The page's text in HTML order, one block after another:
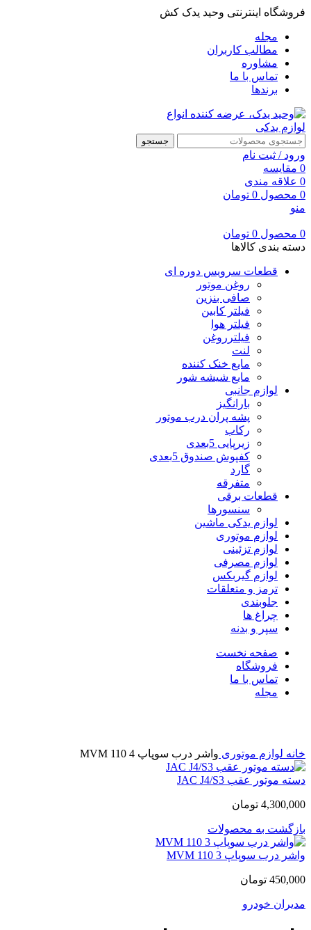
فروشگاه اینترنتی وحید یدک کش
مجله
مطالب کاربران
مشاوره
تماس با ما
برندها
جستجو
ورود / ثبت نام
0 مقایسه
0 علاقه مندی
0 محصول 0 تومان
منو
0 محصول 0 تومان
دسته بندی کالاها
قطعات سرویس دوره ای
روغن موتور
صافی بنزین
فیلتر کابین
فیلتر هوا
فیلترروغن
لنت
مایع خنک کننده
مایع شیشه شور
لوازم جانبی
بارانگیز
پشه پران درب موتور
رکاب
زیرپایی 5بعدی
کفپوش صندوق 5بعدی
گارد
متفرقه
قطعات برقی
سنسورها
لوازم یدکی ماشین
لوازم موتوری
لوازم تزئینی
لوازم مصرفی
لوازم گیربکس
ترمز و متعلقات
جلوبندی
چراغ ها
سپر و بدنه
صفحه نخست
فروشگاه
تماس با ما
مجله
خانه لوازم موتوری واشر درب سوپاپ MVM 110 4
دسته موتور عقب JAC J4/S3
4,300,000 تومان
بازگشت به محصولات
واشر درب سوپاپ MVM 110 3
450,000 تومان
مدیران خودرو